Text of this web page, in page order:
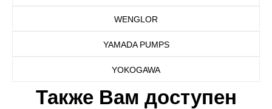
WENGLOR
YAMADA PUMPS
YOKOGAWA
Также Вам доступен